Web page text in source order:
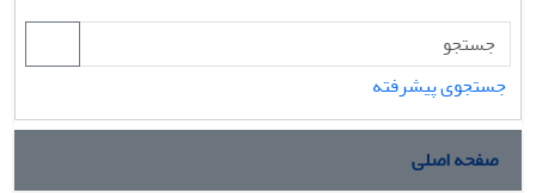
جستجوی پیشرفته
صفحه اصلی